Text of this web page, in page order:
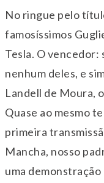
No ringue pelo
famosíssimos
Tesla. O vencedor:
nenhum deles, e
Landell de Moura,
Quase ao mesmo
primeira
Mancha, nosso
uma demonstração